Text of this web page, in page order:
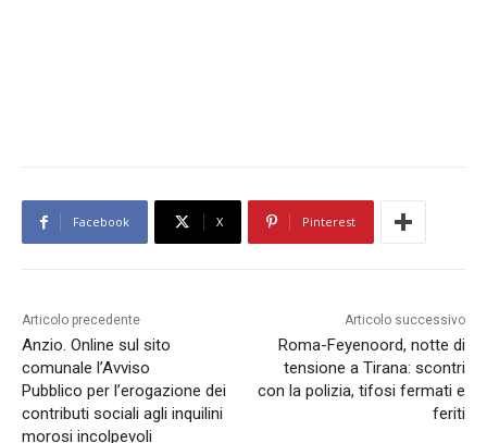
Facebook X Pinterest
Articolo precedente
Anzio. Online sul sito
comunale l’Avviso
Pubblico per l’erogazione dei
contributi sociali agli inquilini
morosi incolpevoli
Articolo successivo
Roma-Feyenoord, notte di
tensione a Tirana: scontri
con la polizia, tifosi fermati e
feriti